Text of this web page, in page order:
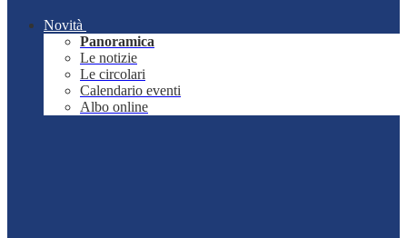
Novità
Panoramica
Le notizie
Le circolari
Calendario eventi
Albo online